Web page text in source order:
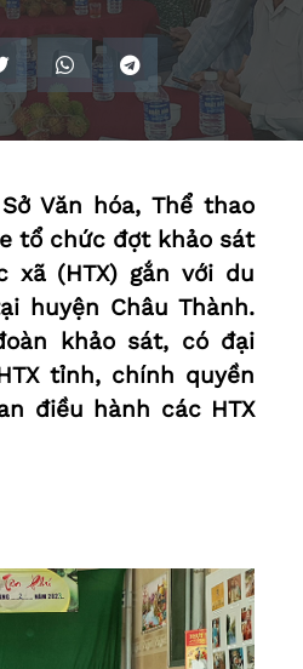
Văn hóa, Thể thao
tổ chức đợt khảo sát
xã (HTX) gắn với du
huyện Châu Thành.
khảo sát, có đại
tỉnh, chính quyền
điều hành các HTX